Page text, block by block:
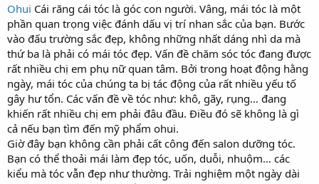
a
r
t
e
r
Ohui Cái răng cái tóc là góc con người. Vâng, mái tóc là một
phần quan trọng việc đánh dấu vị trí nhan sắc của bạn. Bước
vào đấu trường sắc đẹp, không những nhất dáng nhì da mà
thứ ba là phải có mái tóc đẹp. Vấn đề chăm sóc tóc đang được
rất nhiều chị em phụ nữ quan tâm. Bởi trong hoạt động hằng
ngày, mái tóc của chúng ta bị tác động của rất nhiều yếu tố
gây hư tổn. Các vấn đề về tóc như: khô, gãy, rụng… đang
khiến rất nhiều chị em phải đâu đầu. Điều đó sẽ không là gì
cả nếu bạn tìm đến mỹ phẩm ohui.
Giờ đây bạn không cần phải cất công đến salon dưỡng tóc.
Bạn có thể thoải mái làm đẹp tóc, uốn, duỗi, nhuộm… các
kiểu mà tóc vẫn đẹp như thường. Trải nghiệm một ngày dài